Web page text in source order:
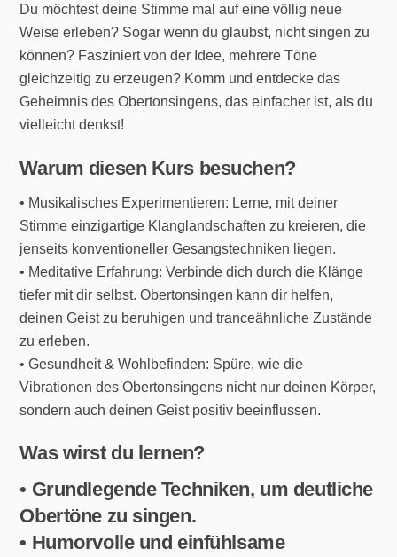
Du möchtest deine Stimme mal auf eine völlig neue
Weise erleben? Sogar wenn du glaubst, nicht singen zu
können? Fasziniert von der Idee, mehrere Töne
gleichzeitig zu erzeugen? Komm und entdecke das
Geheimnis des Obertonsingens, das einfacher ist, als du
vielleicht denkst!
Warum diesen Kurs besuchen?
• Musikalisches Experimentieren: Lerne, mit deiner
Stimme einzigartige Klanglandschaften zu kreieren, die
jenseits konventioneller Gesangstechniken liegen.
• Meditative Erfahrung: Verbinde dich durch die Klänge
tiefer mit dir selbst. Obertonsingen kann dir helfen,
deinen Geist zu beruhigen und tranceähnliche Zustände
zu erleben.
• Gesundheit & Wohlbefinden: Spüre, wie die
Vibrationen des Obertonsingens nicht nur deinen Körper,
sondern auch deinen Geist positiv beeinflussen.
Was wirst du lernen?
• Grundlegende Techniken, um deutliche
Obertöne zu singen.
• Humorvolle und einfühlsame